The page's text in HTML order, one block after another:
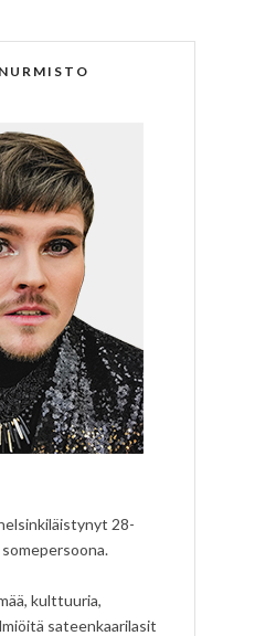
28-
kulttuuria,
sateenkaarilasit